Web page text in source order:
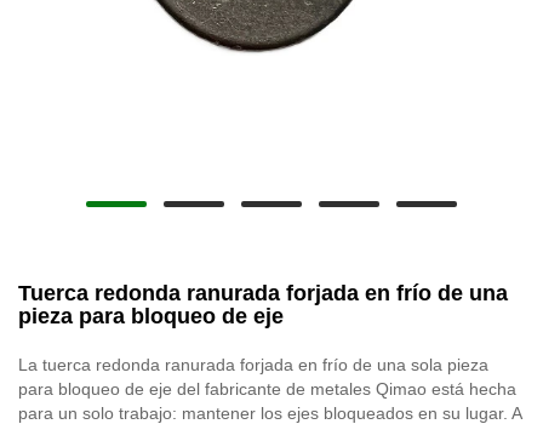
Tuerca redonda ranurada forjada en frío de una
pieza para bloqueo de eje
La tuerca redonda ranurada forjada en frío de una sola pieza
para bloqueo de eje del fabricante de metales Qimao está hecha
para un solo trabajo: mantener los ejes bloqueados en su lugar. A